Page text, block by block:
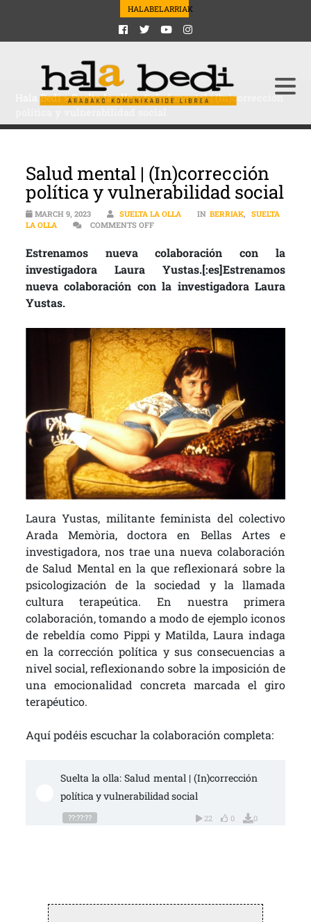
HALABELARRIAK
Hala Bedi>Suelta la olla>Salud mental | (In)corrección
Salud mental | (In)corrección
política y vulnerabilidad social
MARCH 9, 2023 SUELTA LA OLLA IN BERRIAK, SUELTA
LA OLLA
COMMENTS OFFON SALUD MENTAL | (IN)CORRECCIÓN
Estrenamos nueva colaboración con la
investigadora Laura Yustas.[:es]Estrenamos
nueva colaboración con la investigadora Laura
Yustas.
Laura Yustas, militante feminista del colectivo
Arada Memòria, doctora en Bellas Artes e
investigadora, nos trae una nueva colaboración
de Salud Mental en la que reflexionará sobre la
psicologización de la sociedad y la llamada
cultura terapeútica. En nuestra primera
colaboración, tomando a modo de ejemplo iconos
de rebeldía como Pippi y Matilda, Laura indaga
en la corrección política y sus consecuencias a
nivel social, reflexionando sobre la imposición de
una emocionalidad concreta marcada el giro
terapéutico.
Aquí podéis escuchar la colaboración completa:
Suelta la olla: Salud mental | (In)corrección
política y vulnerabilidad social
??:??:?? 22 0 0